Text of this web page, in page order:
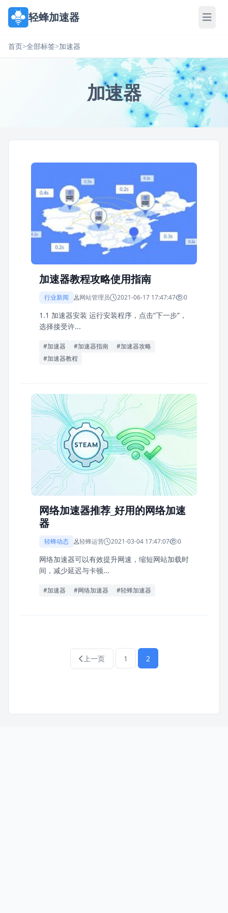
轻蜂加速器
首页>全部标签>加速器
加速器
加速器教程攻略使用指南
行业新闻 网站管理员 2021-06-17 17:47:47 0
1.1 加速器安装 运行安装程序，点击“下一步”，
选择接受许...
#加速器 #加速器指南
#加速器攻略
#加速器教程
网络加速器推荐_好用的网络加速
器
轻蜂动态 轻蜂运营 2021-03-04 17:47:07 0
网络加速器可以有效提升网速，缩短网站加载时
间，减少延迟与卡顿...
#加速器 #网络加速器 #轻蜂加速器
上一页 1 2